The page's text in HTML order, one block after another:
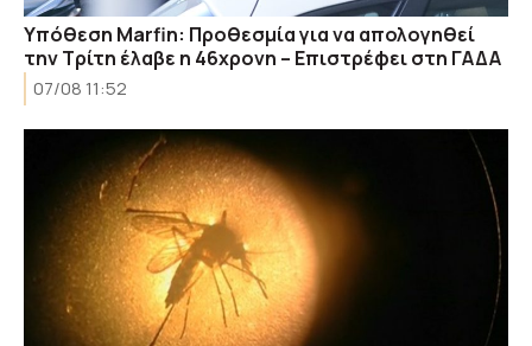
Υπόθεση Marfin: Προθεσμία για να απολογηθεί
την Τρίτη έλαβε η 46χρονη – Επιστρέφει στη ΓΑΔΑ
07/08 11:52